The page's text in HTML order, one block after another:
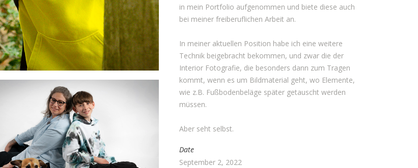
in mein Portfolio aufgenommen und biete diese auch
bei meiner freiberuflichen Arbeit an.
In meiner aktuellen Position habe ich eine weitere
Technik beigebracht bekommen, und zwar die der
Interior Fotografie, die besonders dann zum Tragen
kommt, wenn es um Bildmaterial geht, wo Elemente,
wie z.B. Fußbodenbeläge später getauscht werden
müssen.
Aber seht selbst.
Date
September 2, 2022